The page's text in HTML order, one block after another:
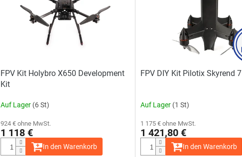
FPV Kit Holybro X650 Development
Kit
Auf Lager (6 St)
924 € ohne MwSt.
1 118 €
In den Warenkorb
FPV DIY Kit Pilotix Skyrend 7
Auf Lager (1 St)
1 175 € ohne MwSt.
1 421,80 €
In den Warenkorb